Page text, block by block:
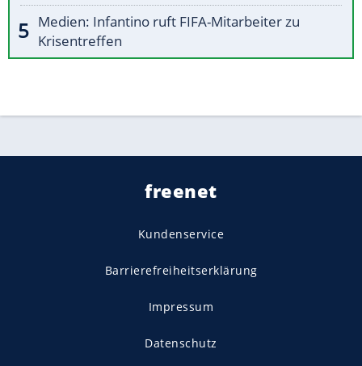
Medien: Infantino ruft FIFA-Mitarbeiter zu
Krisentreffen
freenet
Kundenservice
Barrierefreiheitserklärung
Impressum
Datenschutz